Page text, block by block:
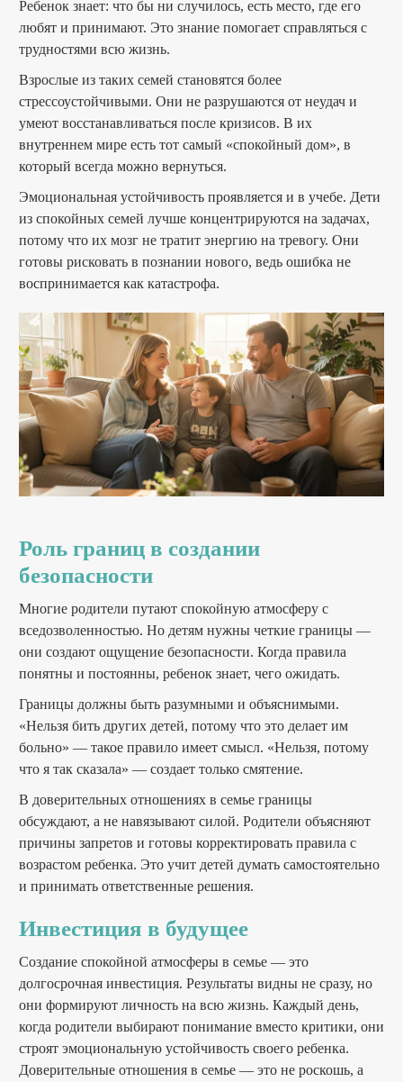
Ребенок знает: что бы ни случилось, есть место, где его
любят и принимают. Это знание помогает справляться с
трудностями всю жизнь.
Взрослые из таких семей становятся более
стрессоустойчивыми. Они не разрушаются от неудач и
умеют восстанавливаться после кризисов. В их
внутреннем мире есть тот самый «спокойный дом», в
который всегда можно вернуться.
Эмоциональная устойчивость проявляется и в учебе. Дети
из спокойных семей лучше концентрируются на задачах,
потому что их мозг не тратит энергию на тревогу. Они
готовы рисковать в познании нового, ведь ошибка не
воспринимается как катастрофа.
Роль границ в создании
безопасности
Многие родители путают спокойную атмосферу с
вседозволенностью. Но детям нужны четкие границы —
они создают ощущение безопасности. Когда правила
понятны и постоянны, ребенок знает, чего ожидать.
Границы должны быть разумными и объяснимыми.
«Нельзя бить других детей, потому что это делает им
больно» — такое правило имеет смысл. «Нельзя, потому
что я так сказала» — создает только смятение.
В доверительных отношениях в семье границы
обсуждают, а не навязывают силой. Родители объясняют
причины запретов и готовы корректировать правила с
возрастом ребенка. Это учит детей думать самостоятельно
и принимать ответственные решения.
Инвестиция в будущее
Создание спокойной атмосферы в семье — это
долгосрочная инвестиция. Результаты видны не сразу, но
они формируют личность на всю жизнь. Каждый день,
когда родители выбирают понимание вместо критики, они
строят эмоциональную устойчивость своего ребенка.
Доверительные отношения в семье — это не роскошь, а